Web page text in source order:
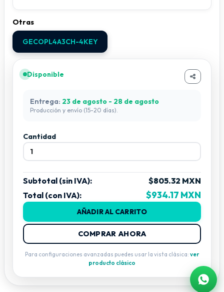
Otras
GECOPL4A3CH-4KEY
Disponible
Entrega: 23 de agosto - 28 de agosto
Producción y envío (15-20 días).
Cantidad
Subtotal (sin IVA):
$805.32 MXN
Total (con IVA):
$934.17 MXN
AÑADIR AL CARRITO
COMPRAR AHORA
Para configuraciones avanzadas puedes usar la vista clásica: ver
producto clásico